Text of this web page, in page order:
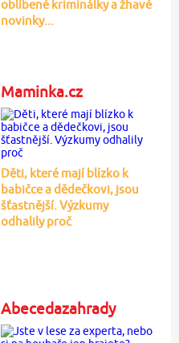
oblíbené kriminálky a žhavé
novinky...
Maminka.cz
Děti, které mají blízko k
babičce a dědečkovi, jsou
šťastnější. Výzkumy
odhalily proč
Abecedazahrady